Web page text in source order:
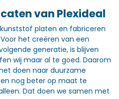
van Plexideal
platen en fabriceren
het creëren van een
generatie, is blijven
wij maar al te goed. Daarom
doen naar duurzame
nog beter op maat te
Dat doen we samen met